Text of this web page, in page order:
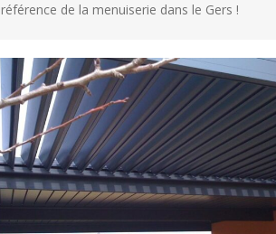
référence de la menuiserie dans le Gers !